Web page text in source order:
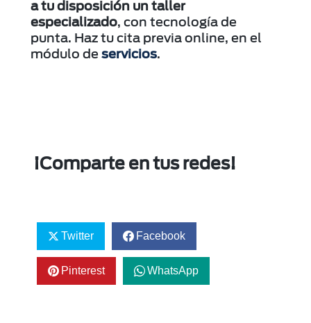
a tu disposición un taller
especializado, con tecnología de
punta. Haz tu cita previa online, en el
módulo de servicios.
¡Comparte en tus redes!
Twitter Facebook
Pinterest WhatsApp